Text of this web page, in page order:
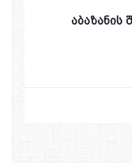
აბაზანის